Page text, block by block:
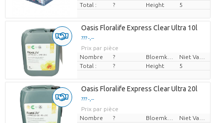
Total :
? Height 5
Oasis Floralife Express Clear Ultra 10l
??? -,--
Prix par pièce
Nombre
?
Total :
? Height 5
Oasis Floralife Express Clear Ultra 20l
??? -,--
Prix par pièce
Nombre
?